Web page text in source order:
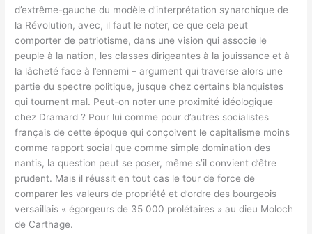
d’extrême-gauche du modèle d’interprétation synarchique de
la Révolution, avec, il faut le noter, ce que cela peut
comporter de patriotisme, dans une vision qui associe le
peuple à la nation, les classes dirigeantes à la jouissance et à
la lâcheté face à l’ennemi – argument qui traverse alors une
partie du spectre politique, jusque chez certains blanquistes
qui tournent mal. Peut-on noter une proximité idéologique
chez Dramard ? Pour lui comme pour d’autres socialistes
français de cette époque qui conçoivent le capitalisme moins
comme rapport social que comme simple domination des
nantis, la question peut se poser, même s’il convient d’être
prudent. Mais il réussit en tout cas le tour de force de
comparer les valeurs de propriété et d’ordre des bourgeois
versaillais « égorgeurs de 35 000 prolétaires » au dieu Moloch
de Carthage.